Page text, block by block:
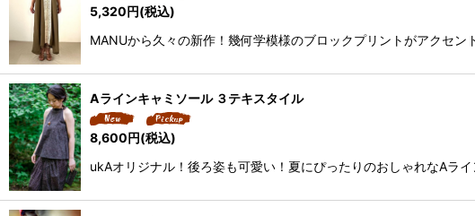
5,320円(税込)
MANUから久々の新作！幾何学模様のブロックプリントがアクセ
Aラインキャミソール ３テキスタイル
8,600円(税込)
ukAオリジナル！後ろ姿も可愛い！夏にぴったりのおしゃれなA